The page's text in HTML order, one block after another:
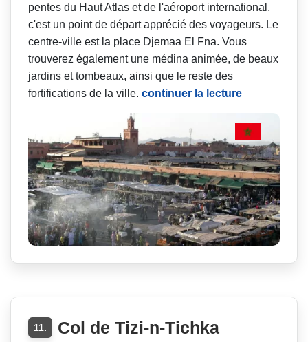
pentes du Haut Atlas et de l'aéroport international,
c'est un point de départ apprécié des voyageurs. Le
centre-ville est la place Djemaa El Fna. Vous
trouverez également une médina animée, de beaux
jardins et tombeaux, ainsi que le reste des
fortifications de la ville. continuer la lecture
11. Col de Tizi-n-Tichka